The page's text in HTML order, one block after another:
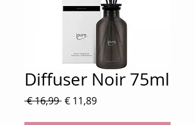
Diffuser Noir 75ml
€ 16,99 Normale
€ 11,89Verkoopprijs